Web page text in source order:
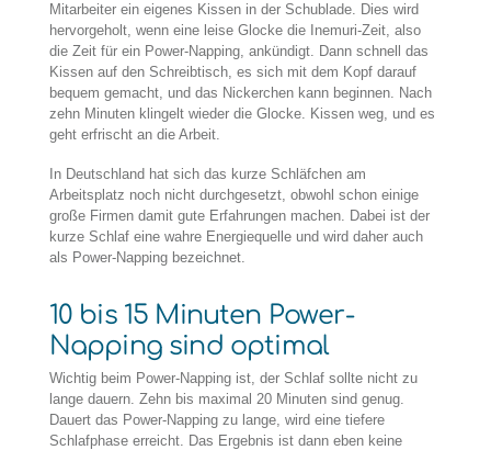
Mitarbeiter ein eigenes Kissen in der Schublade. Dies wird
hervorgeholt, wenn eine leise Glocke die Inemuri-Zeit, also
die Zeit für ein Power-Napping, ankündigt. Dann schnell das
Kissen auf den Schreibtisch, es sich mit dem Kopf darauf
bequem gemacht, und das Nickerchen kann beginnen. Nach
zehn Minuten klingelt wieder die Glocke. Kissen weg, und es
geht erfrischt an die Arbeit.
In Deutschland hat sich das kurze Schläfchen am
Arbeitsplatz noch nicht durchgesetzt, obwohl schon einige
große Firmen damit gute Erfahrungen machen. Dabei ist der
kurze Schlaf eine wahre Energiequelle und wird daher auch
als Power-Napping bezeichnet.
10 bis 15 Minuten Power-
Napping sind optimal
Wichtig beim Power-Napping ist, der Schlaf sollte nicht zu
lange dauern. Zehn bis maximal 20 Minuten sind genug.
Dauert das Power-Napping zu lange, wird eine tiefere
Schlafphase erreicht. Das Ergebnis ist dann eben keine